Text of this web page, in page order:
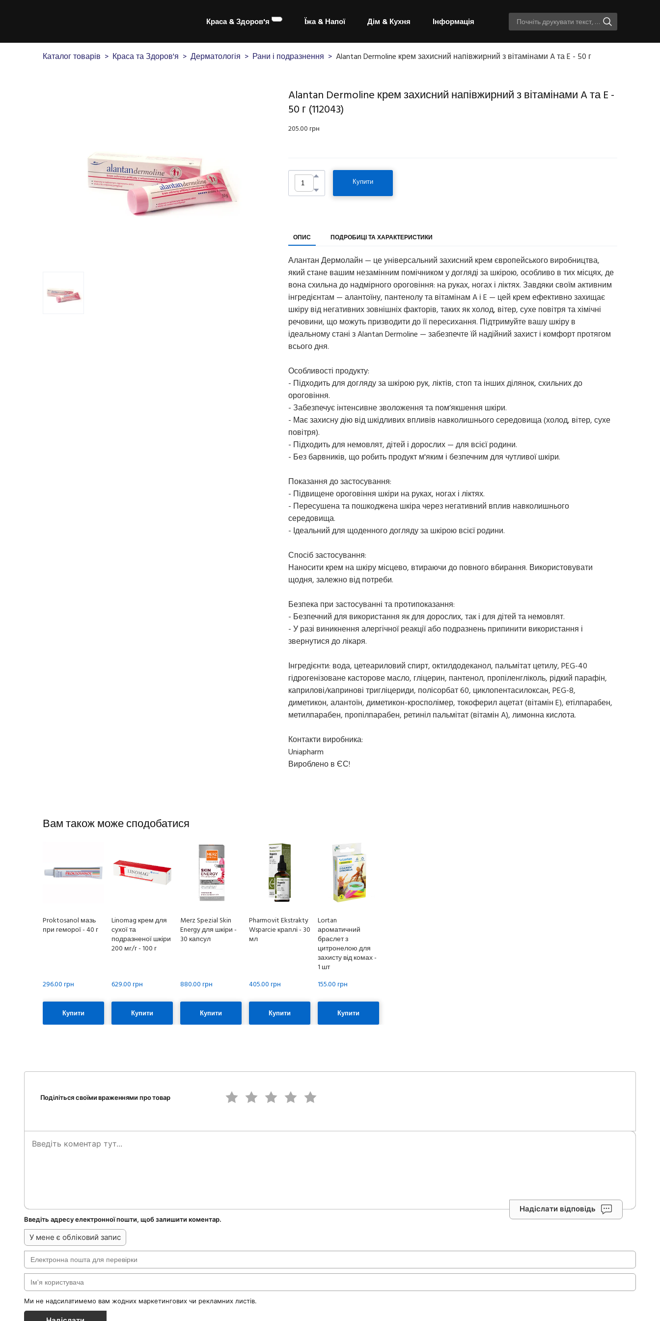
Краса & Здоров'я Їжа & Напої Дім & Кухня Інформація
Каталог товарів Краса та Здоров'я Дерматологія Рани і подразнення Alantan Dermoline крем захисний напівжирний з вітамінами A та E - 50 г
Alantan Dermoline крем захисний напівжирний з вітамінами A та E -
50 г (112043)
205.00 грн
Купити
ОПИС ПОДРОБИЦІ ТА ХАРАКТЕРИСТИКИ
Алантан Дермолайн — це універсальний захисний крем європейського виробництва,
який стане вашим незамінним помічником у догляді за шкірою, особливо в тих місцях, де
вона схильна до надмірного ороговіння: на руках, ногах і ліктях. Завдяки своїм активним
інгредієнтам — алантоїну, пантенолу та вітамінам A і E — цей крем ефективно захищає
шкіру від негативних зовнішніх факторів, таких як холод, вітер, сухе повітря та хімічні
речовини, що можуть призводити до її пересихання. Підтримуйте вашу шкіру в
ідеальному стані з Alantan Dermoline — забезпечте їй надійний захист і комфорт протягом
всього дня.
Особливості продукту:
- Підходить для догляду за шкірою рук, ліктів, стоп та інших ділянок, схильних до
ороговіння.
- Забезпечує інтенсивне зволоження та пом’якшення шкіри.
- Має захисну дію від шкідливих впливів навколишнього середовища (холод, вітер, сухе
повітря).
- Підходить для немовлят, дітей і дорослих — для всієї родини.
- Без барвників, що робить продукт м'яким і безпечним для чутливої шкіри.
Показання до застосування:
- Підвищене ороговіння шкіри на руках, ногах і ліктях.
- Пересушена та пошкоджена шкіра через негативний вплив навколишнього
середовища.
- Ідеальний для щоденного догляду за шкірою всієї родини.
Спосіб застосування:
Наносити крем на шкіру місцево, втираючи до повного вбирання. Використовувати
щодня, залежно від потреби.
Безпека при застосуванні та протипоказання:
- Безпечний для використання як для дорослих, так і для дітей та немовлят.
- У разі виникнення алергічної реакції або подразнень припинити використання і
звернутися до лікаря.
Інгредієнти: вода, цетеариловий спирт, октилдодеканол, пальмітат цетилу, PEG-40
гідрогенізоване касторове масло, гліцерин, пантенол, пропіленгліколь, рідкий парафін,
каприлові/капринові тригліцериди, полісорбат 60, циклопентасилоксан, PEG-8,
диметикон, алантоїн, диметикон-кросполімер, токоферил ацетат (вітамін E), етілпарабен,
метилпарабен, пропілпарабен, ретиніл пальмітат (вітамін A), лимонна кислота.
Контакти виробника:
Uniapharm
Вироблено в ЄС!
Вам також може сподобатися
Proktosanol мазь
при геморої - 40 г
296.00 грн
Купити
Linomag крем для
сухої та
подразненої шкіри
200 мг/г - 100 г
629.00 грн
Купити
Merz Spezial Skin
Energy для шкіри -
30 капсул
880.00 грн
Купити
Pharmovit Ekstrakty
Wsparcie краплі - 30
мл
405.00 грн
Купити
Lortan
ароматичний
браслет з
цитронелою для
захисту від комах -
1 шт
155.00 грн
Купити
Поділіться своїми враженнями про товар
Надіслати відповідь
Введіть адресу електронної пошти, щоб залишити коментар.
У мене є обліковий запис
Ми не надсилатимемо вам жодних маркетингових чи рекламних листів.